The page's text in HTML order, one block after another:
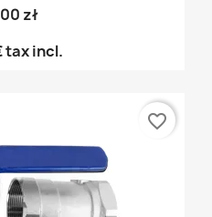
zł
tax incl.
favorite_border